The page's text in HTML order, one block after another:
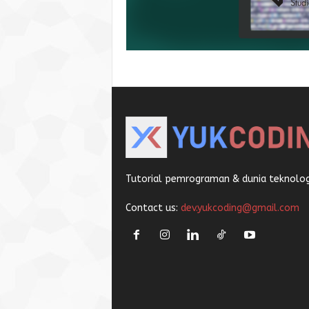
Tutorial pemrograman & dunia
Contact us: dev.yukcoding@gmail.com